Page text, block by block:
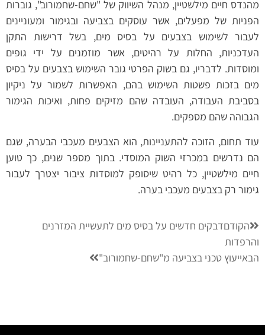
מהנדס חיים מילשטיין, מנהל השיווק של "שחם-שחמורוב", גוברות
הפניות של מפעלים, אשר עוסקים בצביעה ובגימור ומעוניינים
לעבור לשימוש בצבעים על בסיס מים, בשל דרישות התקן
העדכניות, החלות על רהיטים, אשר מוזמנים על ידי גופים
ומוסדות. לדבריו, גם בשוק הפרטי גובר השימוש בצבעים על בסיס
מים בזכות פשטות השימוש בהם, האפשרות לשמור על ניקיון
בסביבת העבודה, העובדה שהם מזיקים פחות, ואיכות הגימור
הגבוהה שהם מספקים.
עוד תחום, הזוכה להתעניינות, הוא הצבעים מעכבי הבערה, שגם
הם נדרשים במכרזי השוק המוסדי. בתוך מספר שנים, כך טוען
חיים מילשטיין, כל רהיט שיסופק למוסדות ציבור יצטרך לעבור
גימור רק בצבעים מעכבי בערה.
הקודםדבקים חדשים על בסיס מים לתעשיית המזרנים
והרפדות
הבאייעוץ טכני בצביעה מ"שחם-שחמורוב"